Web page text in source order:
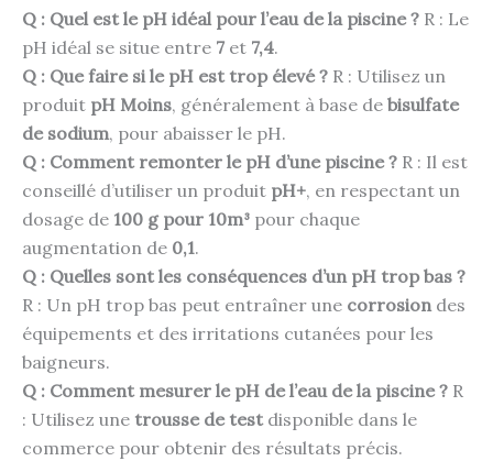
Q : Quel est le pH idéal pour l’eau de la piscine ? R : Le
pH idéal se situe entre 7 et 7,4.
Q : Que faire si le pH est trop élevé ? R : Utilisez un
produit pH Moins, généralement à base de bisulfate
de sodium, pour abaisser le pH.
Q : Comment remonter le pH d’une piscine ? R : Il est
conseillé d’utiliser un produit pH+, en respectant un
dosage de 100 g pour 10m³ pour chaque
augmentation de 0,1.
Q : Quelles sont les conséquences d’un pH trop bas ?
R : Un pH trop bas peut entraîner une corrosiondes
équipements et des irritations cutanées pour les
baigneurs.
Q : Comment mesurer le pH de l’eau de la piscine ? R
: Utilisez une trousse de testdisponible dans le
commerce pour obtenir des résultats précis.